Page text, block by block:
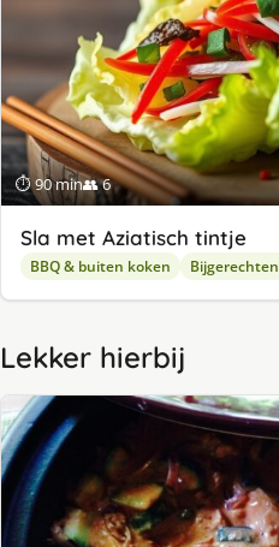
⏱ 90 min👥 6
Sla met Aziatisch tintje
BBQ & buiten koken Bijgerechten
Lekker hierbij